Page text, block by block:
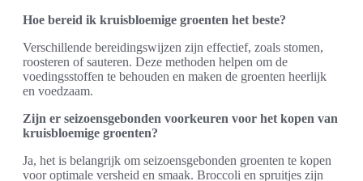
Hoe bereid ik kruisbloemige groenten het beste?
Verschillende bereidingswijzen zijn effectief, zoals stomen,
roosteren of sauteren. Deze methoden helpen om de
voedingsstoffen te behouden en maken de groenten heerlijk
en voedzaam.
Zijn er seizoensgebonden voorkeuren voor het kopen van
kruisbloemige groenten?
Ja, het is belangrijk om seizoensgebonden groenten te kopen
voor optimale versheid en smaak. Broccoli en spruitjes zijn